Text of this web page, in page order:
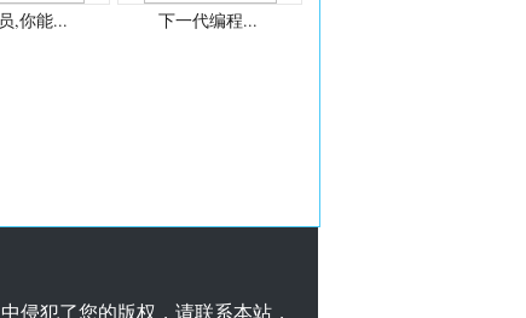
,你能... 下一代编程...
侵犯了您的版权，请联系本站，